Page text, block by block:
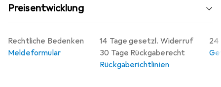
Preisentwicklung
14 Tage gesetzl. Widerruf
30 Tage Rückgaberecht
Rückgaberichtlinien
24
Rechtliche Bedenken
Meldeformular